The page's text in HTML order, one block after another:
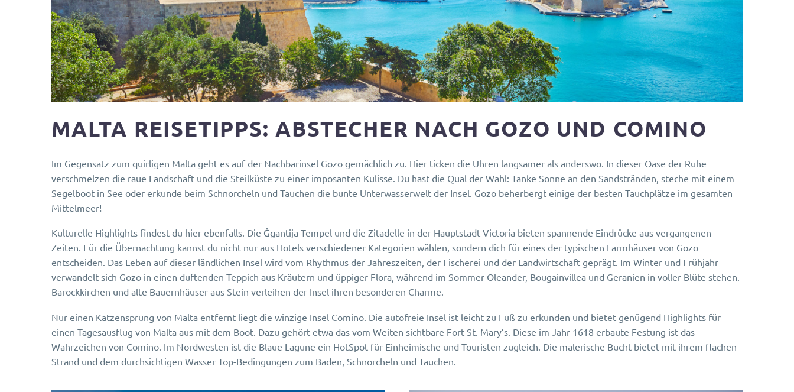
MALTA REISETIPPS: ABSTECHER NACH GOZO UND COMINO
Im Gegensatz zum quirligen Malta geht es auf der Nachbarinsel Gozo gemächlich zu. Hier ticken die Uhren langsamer als anderswo. In dieser Oase der Ruhe
verschmelzen die raue Landschaft und die Steilküste zu einer imposanten Kulisse. Du hast die Qual der Wahl: Tanke Sonne an den Sandstränden, steche mit einem
Segelboot in See oder erkunde beim Schnorcheln und Tauchen die bunte Unterwasserwelt der Insel. Gozo beherbergt einige der besten Tauchplätze im gesamten
Mittelmeer!
Kulturelle Highlights findest du hier ebenfalls. Die Ġgantija-Tempel und die Zitadelle in der Hauptstadt Victoria bieten spannende Eindrücke aus vergangenen
Zeiten. Für die Übernachtung kannst du nicht nur aus Hotels verschiedener Kategorien wählen, sondern dich für eines der typischen Farmhäuser von Gozo
entscheiden. Das Leben auf dieser ländlichen Insel wird vom Rhythmus der Jahreszeiten, der Fischerei und der Landwirtschaft geprägt. Im Winter und Frühjahr
verwandelt sich Gozo in einen duftenden Teppich aus Kräutern und üppiger Flora, während im Sommer Oleander, Bougainvillea und Geranien in voller Blüte stehen.
Barockkirchen und alte Bauernhäuser aus Stein verleihen der Insel ihren besonderen Charme.
Nur einen Katzensprung von Malta entfernt liegt die winzige Insel Comino. Die autofreie Insel ist leicht zu Fuß zu erkunden und bietet genügend Highlights für
einen Tagesausflug von Malta aus mit dem Boot. Dazu gehört etwa das vom Weiten sichtbare Fort St. Mary’s. Diese im Jahr 1618 erbaute Festung ist das
Wahrzeichen von Comino. Im Nordwesten ist die Blaue Lagune ein HotSpot für Einheimische und Touristen zugleich. Die malerische Bucht bietet mit ihrem flachen
Strand und dem durchsichtigen Wasser Top-Bedingungen zum Baden, Schnorcheln und Tauchen.